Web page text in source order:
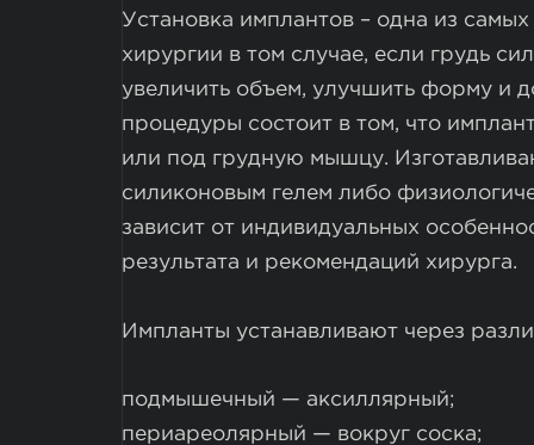
Установка имплантов – одна из
хирургии в том случае, если грудь
увеличить объем, улучшить форму и
процедуры состоит в том, что
или под грудную мышцу.
силиконовым гелем либо
зависит от индивидуальных
результата и рекомендаций хирурга.
Импланты устанавливают через
подмышечный — аксиллярный;
периареолярный — вокруг соска;